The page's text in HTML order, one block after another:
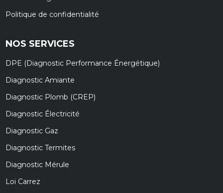
Politique de confidentialité
NOS SERVICES
DPE (Diagnostic Performance Énergétique)
Diagnostic Amiante
Diagnostic Plomb (CREP)
Diagnostic Électricité
Diagnostic Gaz
Diagnostic Termites
Diagnostic Mérule
Loi Carrez